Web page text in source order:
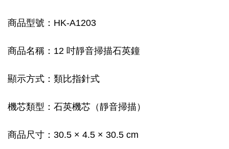
商品型號：HK-A1203
商品名稱：12 吋靜音掃描石英鐘
顯示方式：類比指針式
機芯類型：石英機芯（靜音掃描）
商品尺寸：30.5 × 4.5 × 30.5 cm